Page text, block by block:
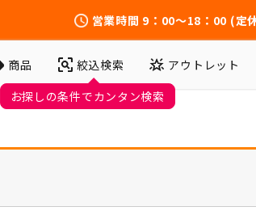
営業時間 9：00～18：00 (定
商品
絞込検索
お探しの条件でカンタン検索
アウトレット